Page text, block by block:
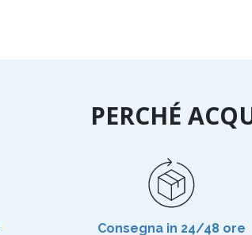
PERCHÉ
Consegna in 24/48 ore